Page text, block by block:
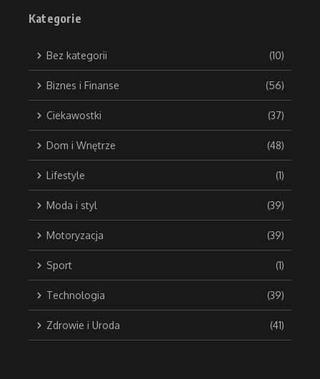
Kategorie
Bez kategorii (10)
Biznes i Finanse (56)
Ciekawostki (37)
Dom i Wnętrze (48)
Lifestyle (1)
Moda i styl (39)
Motoryzacja (39)
Sport (1)
Technologia (39)
Zdrowie i Uroda (41)